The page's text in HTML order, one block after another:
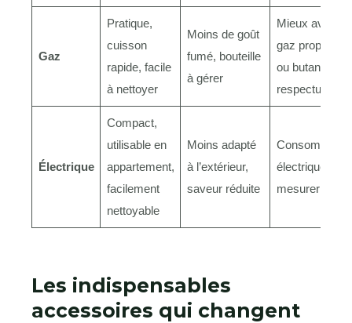
Gaz
Pratique,
cuisson
rapide, facile
à nettoyer
Moins de goût
fumé, bouteille
à gérer
Mieux avec
gaz propane
ou butane
respectueux
Électrique
Compact,
utilisable en
appartement,
facilement
nettoyable
Moins adapté
à l’extérieur,
saveur réduite
électrique à
mesurer
Les indispensables
accessoires qui changent